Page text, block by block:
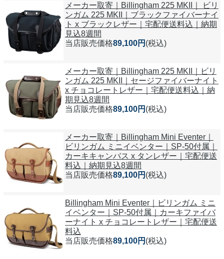
メーカー取寄｜Billingham 225 MKII｜ ビリ
ンガム 225 MKII｜ブラックファイバーナイ
ト x ブラックレザー｜宅配便送料込｜納期
見込8週間
当店販売価格89,100円 (税込)
メーカー取寄｜Billingham 225 MKII｜ビリ
ンガム 225 MKII｜セージファイバーナイト
x チョコレートレザー｜宅配便送料込｜納
期見込8週間
当店販売価格89,100円 (税込)
メーカー取寄｜Billingham Mini Eventer｜
ビリンガム ミニイベンター｜SP-50付属｜
カーキキャンバス x タンレザー｜宅配便送
料込｜納期見込8週間
当店販売価格89,100円 (税込)
Billingham Mini Eventer｜ビリンガム ミニ
イベンター｜SP-50付属｜カーキファイバ
ーナイト x チョコレートレザー｜宅配便送
料込
当店販売価格89,100円 (税込)